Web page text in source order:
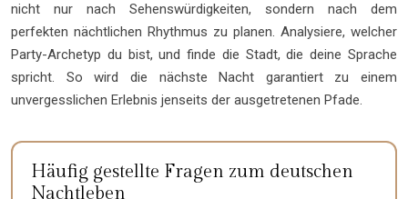
nicht nur nach Sehenswürdigkeiten, sondern nach dem
perfekten nächtlichen Rhythmus zu planen. Analysiere, welcher
Party-Archetyp du bist, und finde die Stadt, die deine Sprache
spricht. So wird die nächste Nacht garantiert zu einem
unvergesslichen Erlebnis jenseits der ausgetretenen Pfade.
Häufig gestellte Fragen zum deutschen
Nachtleben